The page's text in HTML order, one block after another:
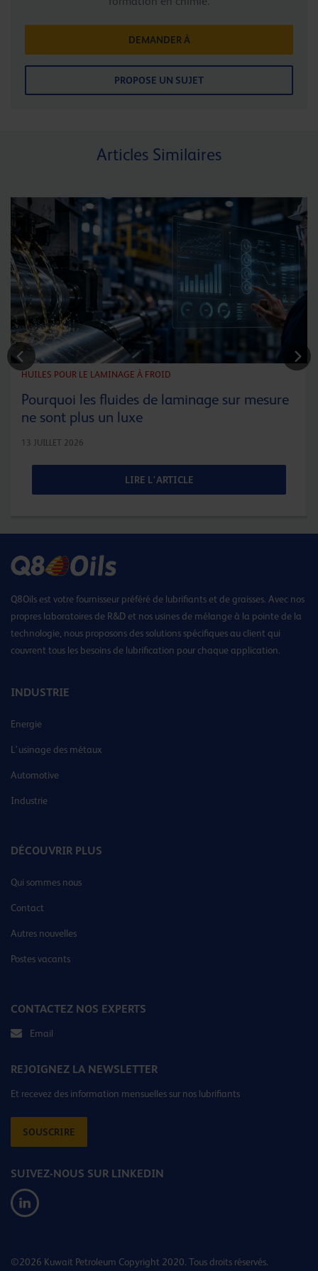
DEMANDER À
PROPOSE UN SUJET
Articles Similaires
HUILES POUR LE LAMINAGE À FROID
Pourquoi les fluides de laminage sur mesure
ne sont plus un luxe
13 JUILLET 2026
LIRE L'ARTICLE
Q8Oils est votre fournisseur préféré de lubrifiants et de graisses. Avec nos
propres laboratoires de R&D et nos usines de mélange à la pointe de la
technologie, nous proposons des solutions spécifiques au client qui
couvrent tous les besoins de lubrification pour chaque application.
INDUSTRIE
Energie
L’usinage des métaux
Automotive
Industrie
DÉCOUVRIR PLUS
Qui sommes nous
Contact
Autres nouvelles
Postes vacants
CONTACTEZ NOS EXPERTS
Email
REJOIGNEZ LA NEWSLETTER
Et recevez des information mensuelles sur nos lubrifiants
SOUSCRIRE
SUIVEZ-NOUS SUR LINKEDIN
©2026 Kuwait Petroleum Copyright 2020. Tous droits réservés.